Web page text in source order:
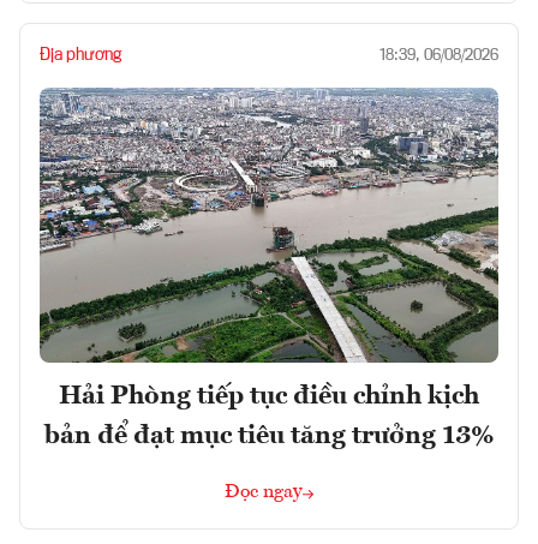
Địa phương 18:39, 06/08/2026
Hải Phòng tiếp tục điều chỉnh kịch
bản để đạt mục tiêu tăng trưởng 13%
Đọc ngay